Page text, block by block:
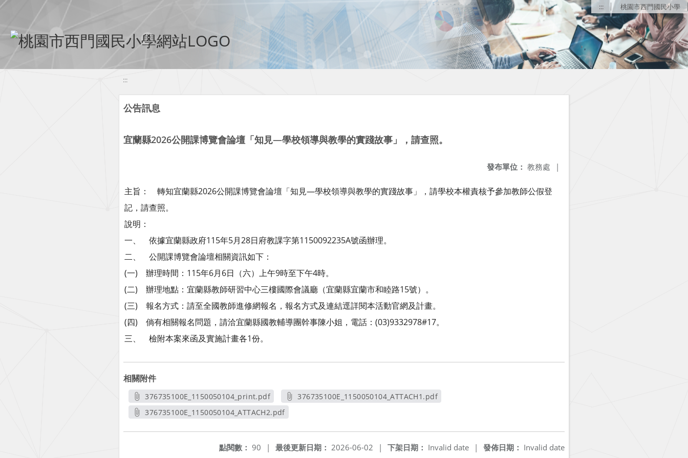
移至網頁之主要內容區位置 ::: 桃園市西門國民小學
:::
公告訊息
宜蘭縣2026公開課博覽會論壇「知見—學校領導與教學的實踐故事」，請查照。
發布單位： 教務處 |
主旨： 轉知宜蘭縣2026公開課博覽會論壇「知見—學校領導與教學的實踐故事」，請學校本權責核予參加教師公假登
記，請查照。
說明：
一、 依據宜蘭縣政府115年5月28日府教課字第1150092235A號函辦理。
二、 公開課博覽會論壇相關資訊如下：
(一) 辦理時間：115年6月6日（六）上午9時至下午4時。
(二) 辦理地點：宜蘭縣教師研習中心三樓國際會議廳（宜蘭縣宜蘭市和睦路15號）。
(三) 報名方式：請至全國教師進修網報名，報名方式及連結逕詳閱本活動官網及計畫。
(四) 倘有相關報名問題，請洽宜蘭縣國教輔導團幹事陳小姐，電話：(03)9332978#17。
三、 檢附本案來函及實施計畫各1份。
相關附件
376735100E_1150050104_print.pdf
另開新視窗
376735100E_1150050104_ATTACH1.pdf
376735100E_1150050104_ATTACH2.pdf
發佈日期： Invalid date
下架日期： Invalid date |
最後更新日期： 2026-06-02 |
點閱數： 90 |